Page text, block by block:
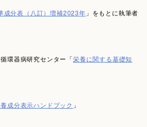
成分表（八訂）増補2023年 」をもとに執筆者
環器病研究センター「栄養に関する基礎知
成分表示ハンドブック 」